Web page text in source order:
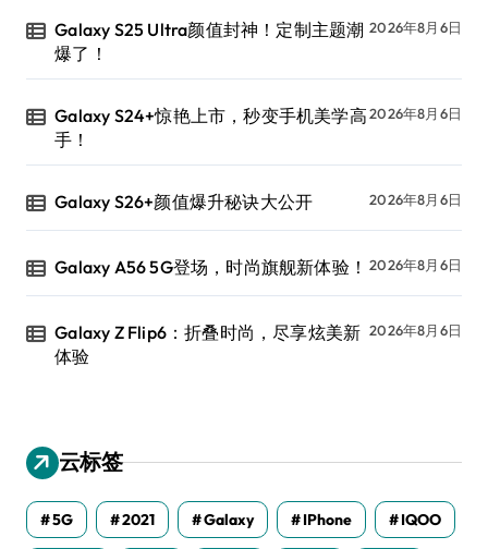
Galaxy S25 Ultra颜值封神！定制主题潮
爆了！
2026年8月6日
Galaxy S24+惊艳上市，秒变手机美学高
手！
2026年8月6日
Galaxy S26+颜值爆升秘诀大公开 2026年8月6日
Galaxy A56 5G登场，时尚旗舰新体验！ 2026年8月6日
Galaxy Z Flip6：折叠时尚，尽享炫美新
体验
2026年8月6日
云标签
5G 2021 Galaxy IPhone IQOO